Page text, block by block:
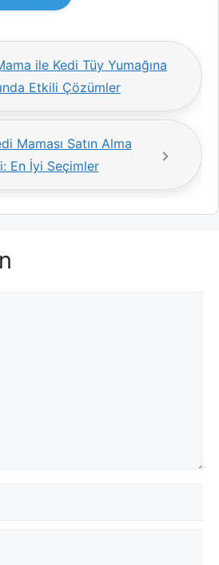
ile Kedi Tüy Yumağına
Etkili Çözümler
Maması Satın Alma
En İyi Seçimler